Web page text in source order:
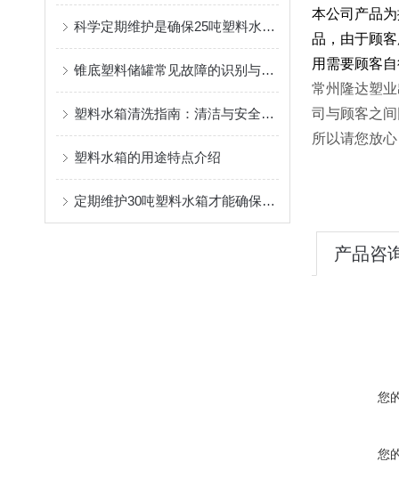
科学定期维护是确保25吨塑料水箱水质纯净的关键防线
锥底塑料储罐常见故障的识别与解决方法分享
塑料水箱清洗指南：清洁与安全维护
塑料水箱的用途特点介绍
定期维护30吨塑料水箱才能确保存储的水质保持清洁与安全
本公司产品
品，由于顾
用需要顾客
常州隆达塑
司与顾客之
所以请您放
产品咨
您
您